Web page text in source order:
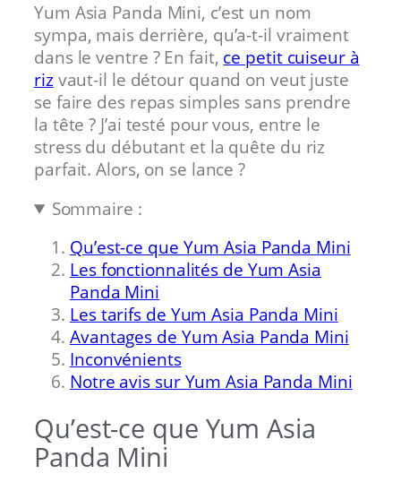
Yum Asia Panda Mini, c’est un nom
sympa, mais derrière, qu’a-t-il vraiment
dans le ventre ? En fait, ce petit cuiseur à
rizvaut-il le détour quand on veut juste
se faire des repas simples sans prendre
la tête ? J’ai testé pour vous, entre le
stress du débutant et la quête du riz
parfait. Alors, on se lance ?
Sommaire :
Qu’est-ce que Yum Asia Panda Mini
Les fonctionnalités de Yum Asia
Panda Mini
Les tarifs de Yum Asia Panda Mini
Avantages de Yum Asia Panda Mini
Inconvénients
Notre avis sur Yum Asia Panda Mini
Qu’est-ce que Yum Asia
Panda Mini